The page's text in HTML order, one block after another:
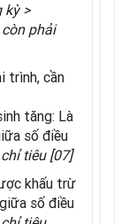
kỳ >
phải
trình, cần
tăng: Là
số điều
chỉ tiêu [07]
khấu trừ
số điều